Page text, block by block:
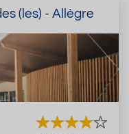
(les) - Allègre